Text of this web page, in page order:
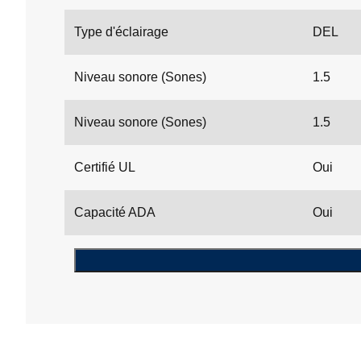
Type d'éclairage DEL
Niveau sonore (Sones) 1.5
Niveau sonore (Sones) 1.5
Certifié UL Oui
Capacité ADA Oui